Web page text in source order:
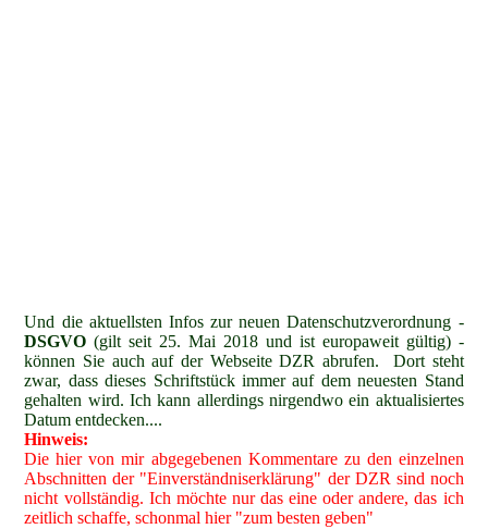
Und die aktuellsten Infos zur neuen Datenschutzverordnung -
DSGVO(gilt seit 25. Mai 2018 und ist europaweit gültig) -
können Sie auch auf der Webseite DZR abrufen. Dort steht
zwar, dass dieses Schriftstück immer auf dem neuesten Stand
gehalten wird. Ich kann allerdings nirgendwo ein aktualisiertes
Datum entdecken....
Hinweis:
Die hier von mir abgegebenen Kommentare zu den einzelnen
Abschnitten der "Einverständniserklärung" der DZR sind noch
nicht vollständig. Ich möchte nur das eine oder andere, das ich
zeitlich schaffe, schonmal hier "zum besten geben"